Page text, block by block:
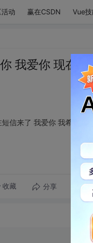
动 赢在CSDN Vue
我爱你 现在
信来了 我爱你 我希望这
收藏 分享 转